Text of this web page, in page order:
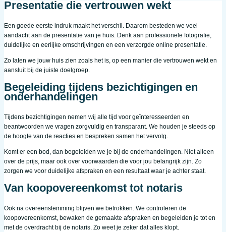
Presentatie die vertrouwen wekt
Een goede eerste indruk maakt het verschil. Daarom besteden we veel
aandacht aan de presentatie van je huis. Denk aan professionele fotografie,
duidelijke en eerlijke omschrijvingen en een verzorgde online presentatie.
Zo laten we jouw huis zien zoals het is, op een manier die vertrouwen wekt en
aansluit bij de juiste doelgroep.
Begeleiding tijdens bezichtigingen en
onderhandelingen
Tijdens bezichtigingen nemen wij alle tijd voor geïnteresseerden en
beantwoorden we vragen zorgvuldig en transparant. We houden je steeds op
de hoogte van de reacties en bespreken samen het vervolg.
Komt er een bod, dan begeleiden we je bij de onderhandelingen. Niet alleen
over de prijs, maar ook over voorwaarden die voor jou belangrijk zijn. Zo
zorgen we voor duidelijke afspraken en een resultaat waar je achter staat.
Van koopovereenkomst tot notaris
Ook na overeenstemming blijven we betrokken. We controleren de
koopovereenkomst, bewaken de gemaakte afspraken en begeleiden je tot en
met de overdracht bij de notaris. Zo weet je zeker dat alles klopt.